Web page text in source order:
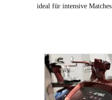
ideal für intensive Matches.